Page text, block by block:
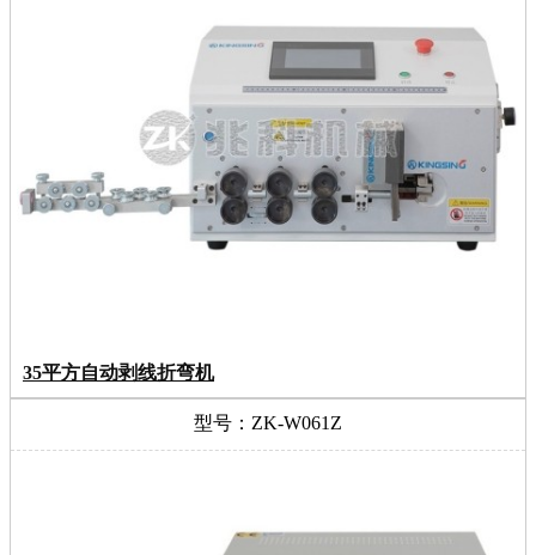
35平方自动剥线折弯机
型号：ZK-W061Z